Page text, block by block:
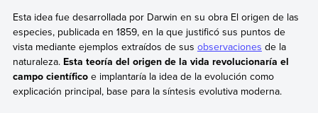
Esta idea fue desarrollada por Darwin en su obra El origen de las
especies, publicada en 1859, en la que justificó sus puntos de
vista mediante ejemplos extraídos de sus observaciones de la
naturaleza. Esta teoría del origen de la vida revolucionaría el
campo científicoe implantaría la idea de la evolución como
explicación principal, base para la síntesis evolutiva moderna.